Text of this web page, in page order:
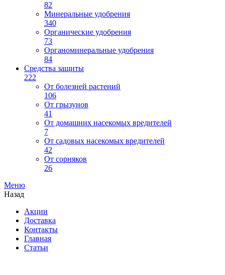
82
Минеральные удобрения
340
Органические удобрения
73
Органоминеральные удобрения
84
Средства защиты
222
От болезней растений
106
От грызунов
41
От домашних насекомых вредителей
7
От садовых насекомых вредителей
42
От сорняков
26
Меню
Назад
Акции
Доставка
Контакты
Главная
Статьи